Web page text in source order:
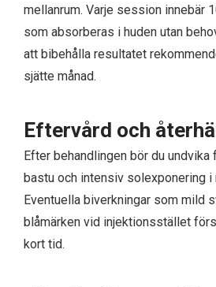
mellanrum. Varje session innebär
som absorberas i huden utan
att bibehålla resultatet
sjätte månad.
Eftervård och
Efter behandlingen bör du
bastu och intensiv solexponering i
Eventuella biverkningar som mild
blåmärken vid injektionsstället
kort tid.